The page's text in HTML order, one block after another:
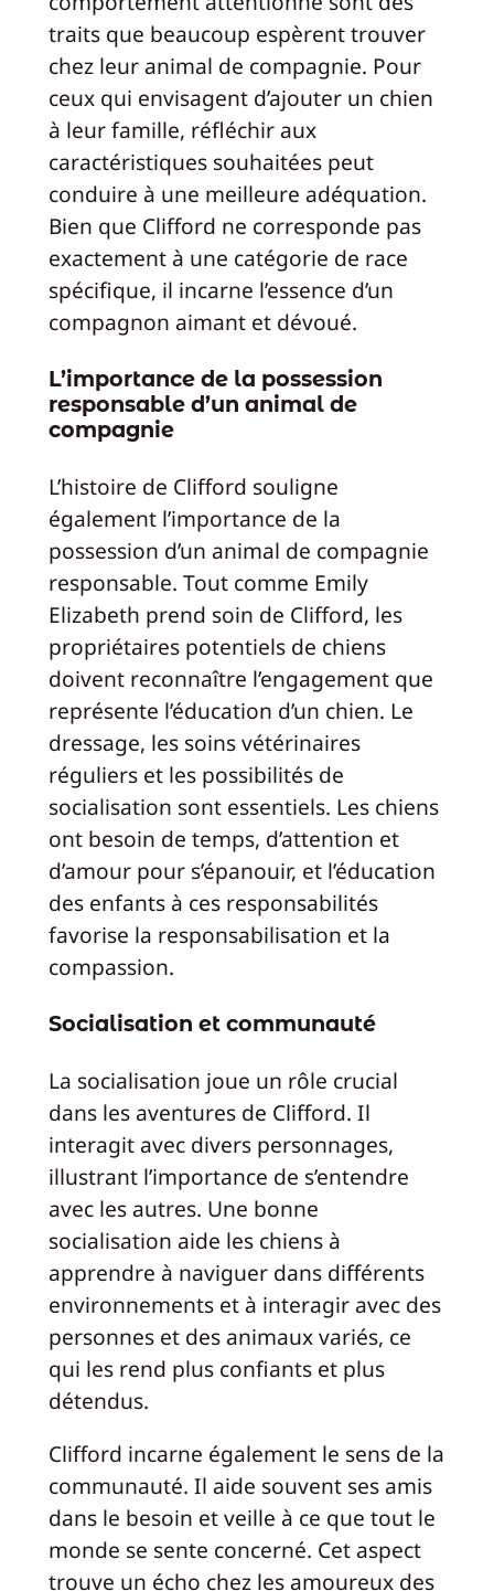
traits que beaucoup espèrent trouver
chez leur animal de compagnie. Pour
ceux qui envisagent d’ajouter un chien
à leur famille, réfléchir aux
caractéristiques souhaitées peut
conduire à une meilleure adéquation.
Bien que Clifford ne corresponde pas
exactement à une catégorie de race
spécifique, il incarne l’essence d’un
compagnon aimant et dévoué.
L’importance de la possession
responsable d’un animal de
compagnie
L’histoire de Clifford souligne
également l’importance de la
possession d’un animal de compagnie
responsable. Tout comme Emily
Elizabeth prend soin de Clifford, les
propriétaires potentiels de chiens
doivent reconnaître l’engagement que
représente l’éducation d’un chien. Le
dressage, les soins vétérinaires
réguliers et les possibilités de
socialisation sont essentiels. Les chiens
ont besoin de temps, d’attention et
d’amour pour s’épanouir, et l’éducation
des enfants à ces responsabilités
favorise la responsabilisation et la
compassion.
Socialisation et communauté
La socialisation joue un rôle crucial
dans les aventures de Clifford. Il
interagit avec divers personnages,
illustrant l’importance de s’entendre
avec les autres. Une bonne
socialisation aide les chiens à
apprendre à naviguer dans différents
environnements et à interagir avec des
personnes et des animaux variés, ce
qui les rend plus confiants et plus
détendus.
Clifford incarne également le sens de la
communauté. Il aide souvent ses amis
dans le besoin et veille à ce que tout le
monde se sente concerné. Cet aspect
trouve un écho chez les amoureux des